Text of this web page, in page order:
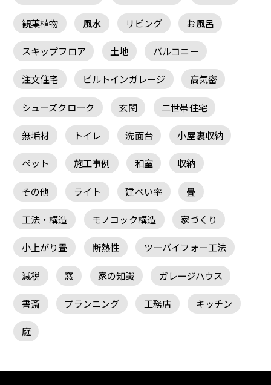
観葉植物 風水 リビング お風呂
スキップフロア 土地 バルコニー
注文住宅 ビルトインガレージ 高気密
シューズクローク 玄関 二世帯住宅
無垢材 トイレ 洗面台 小屋裏収納
ペット 施工事例 和室 収納
その他 ライト 建ぺい率 畳
工法・構造 モノコック構造 家づくり
小上がり畳 断熱性 ツーバイフォー工法
減税 窓 家の知識 ガレージハウス
書斎 プランニング 工務店 キッチン
庭